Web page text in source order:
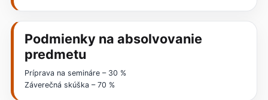
Podmienky na absolvovanie
predmetu
Príprava na semináre – 30 %
Záverečná skúška – 70 %